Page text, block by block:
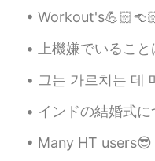
CN EN
这是什么地方
Atsuro
Nice☀ We
brilliant
Workout's💪🏻👈🏻👍🏻✌🏻😘😎 home workout's
上機嫌でいることは、 大人としての 最低限のマナー。 不機嫌で許さ
그는 가르치는 데 매우 엄격하다😘🤗 하지만 나는 그와 함께 즐긴다
インドの結婚式について書いたんですが、直していただけませんか。 インドの結婚式は3
Many HT users😎 want help in English